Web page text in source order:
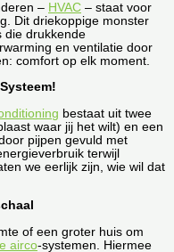
– HVAC – staat voor
Dit driekoppige monster
die drukkende
en ventilatie door
comfort op elk moment.
bestaat uit twee
waar jij het wilt) en een
pijpen gevuld met
terwijl
we eerlijk zijn, wie wil dat
of een groter huis om
airco-systemen. Hiermee